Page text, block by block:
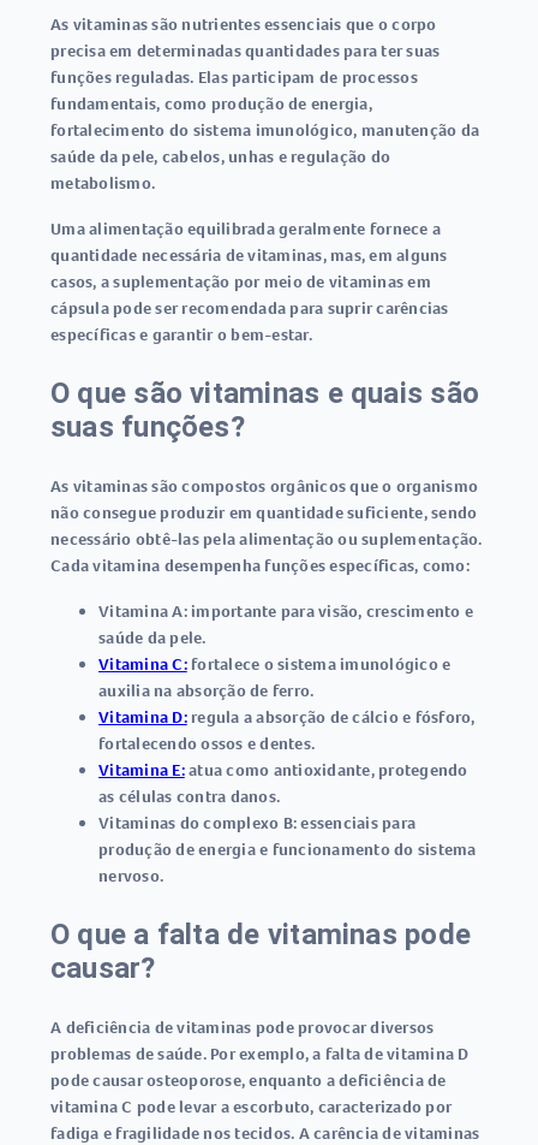
As vitaminassão nutrientes essenciais que o corpo
precisa em determinadas quantidades para ter suas
funções reguladas. Elas participam de processos
fundamentais, como produção de energia,
fortalecimento do sistema imunológico, manutenção da
saúde da pele, cabelos, unhas e regulação do
metabolismo.
Uma alimentação equilibrada geralmente fornece a
quantidade necessária de vitaminas, mas, em alguns
casos, a suplementação por meio de vitaminas em
cápsulapode ser recomendada para suprir carências
específicas e garantir o bem-estar.
O que são vitaminas e quais são
suas funções?
As vitaminas são compostos orgânicos que o organismo
não consegue produzir em quantidade suficiente, sendo
necessário obtê-las pela alimentação ou suplementação.
Cada vitamina desempenha funções específicas, como:
Vitamina A:importante para visão, crescimento e
saúde da pele.
Vitamina C:fortalece o sistema imunológico e
auxilia na absorção de ferro.
Vitamina D:regula a absorção de cálcio e fósforo,
fortalecendo ossos e dentes.
Vitamina E:atua como antioxidante, protegendo
as células contra danos.
Vitaminas do complexo B:essenciais para
produção de energia e funcionamento do sistema
nervoso.
O que a falta de vitaminas pode
causar?
A deficiência de vitaminas pode provocar diversos
problemas de saúde. Por exemplo, a falta de vitamina D
pode causar osteoporose, enquanto a deficiência de
vitamina C pode levar a escorbuto, caracterizado por
fadiga e fragilidade nos tecidos. A carência de vitaminas